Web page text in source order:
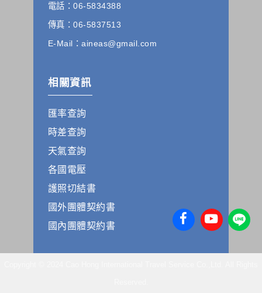
本網站將在事前或註冊登錄取得您的同意後，傳送商業性資料
或電子郵件給您。本公司除了在該資料或電子郵件上註明是由
本公司發送，也會在該資料或電子郵件上提供您能隨時停止接
收這些資料或電子郵件的方法及說明。
本公司不會向任何人出售或出借您的個人識別資料。
1.遵守法令或政府機關的要求；或我們發覺您在網站上的行為
違反本公司旗下網站的會員條款或產品、服務的特定使用指
2.為了保護使用者個人隱私，我們無法為您查詢其他使用者的
向警政單位提出告訴，我們將全力配合警政單位調查並提供所
有相關資料，以協助調查及破案！
自我保護措施:
請妥善保管您在本公司及相關企業伙伴網站的帳號、密碼或個
電話：06-5834388
傳真：06-5837513
E-Mail：aineas@gmail.com
相關資訊
匯率查詢
時差查詢
天氣查詢
各國電壓
護照切結書
國外團體契約書
國內團體契約書